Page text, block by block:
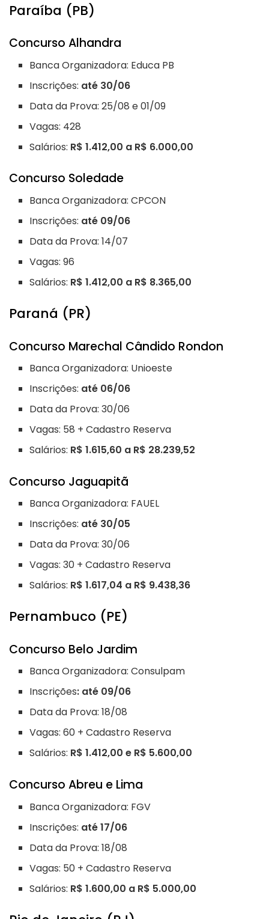
Paraíba (PB)
Concurso Alhandra
Banca Organizadora: Educa PB
Inscrições: até 30/06
Data da Prova: 25/08 e 01/09
Vagas: 428
Salários: R$ 1.412,00 a R$ 6.000,00
Concurso Soledade
Banca Organizadora: CPCON
Inscrições: até 09/06
Data da Prova: 14/07
Vagas: 96
Salários: R$ 1.412,00 a R$ 8.365,00
Paraná (PR)
Concurso Marechal Cândido Rondon
Banca Organizadora: Unioeste
Inscrições: até 06/06
Data da Prova: 30/06
Vagas: 58 + Cadastro Reserva
Salários: R$ 1.615,60 a R$ 28.239,52
Concurso Jaguapitã
Banca Organizadora: FAUEL
Inscrições: até 30/05
Data da Prova: 30/06
Vagas: 30 + Cadastro Reserva
Salários: R$ 1.617,04 a R$ 9.438,36
Pernambuco (PE)
Concurso Belo Jardim
Banca Organizadora: Consulpam
Inscrições: até 09/06
Data da Prova: 18/08
Vagas: 60 + Cadastro Reserva
Salários: R$ 1.412,00 e R$ 5.600,00
Concurso Abreu e Lima
Banca Organizadora: FGV
Inscrições: até 17/06
Data da Prova: 18/08
Vagas: 50 + Cadastro Reserva
Salários: R$ 1.600,00 a R$ 5.000,00